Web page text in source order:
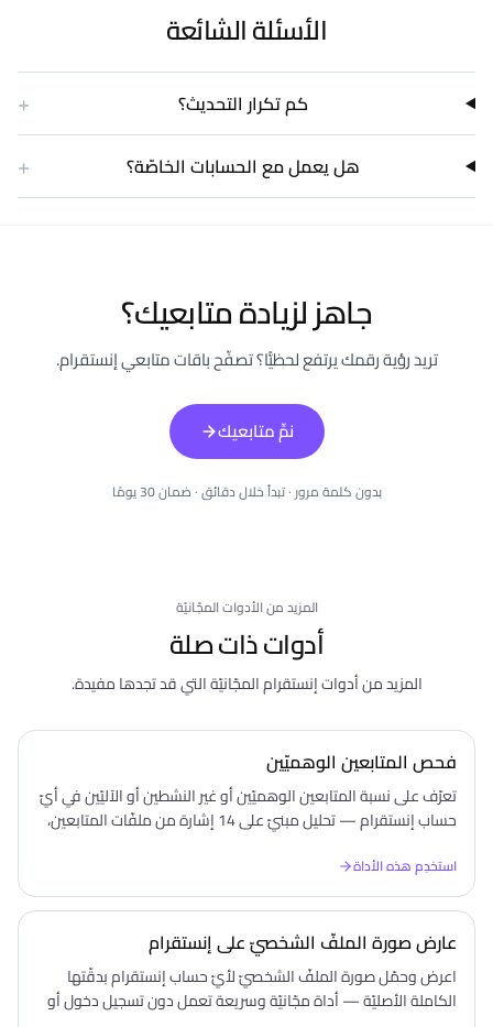
الأسئلة الشائعة
كم تكرار التحديث؟ +
هل يعمل مع الحسابات الخاصّة؟ +
جاهز لزيادة متابعيك؟
تريد رؤية رقمك يرتفع لحظيًّا؟ تصفّح باقات متابعي إنستقرام.
نمِّ متابعيك
بدون كلمة مرور · تبدأ خلال دقائق · ضمان 30 يومًا
المزيد من الأدوات المجّانيّة
أدوات ذات صلة
المزيد من أدوات إنستقرام المجّانيّة التي قد تجدها مفيدة.
فحص المتابعين الوهميّين
تعرّف على نسبة المتابعين الوهميّين أو غير النشطين أو الآليّين في أيّ
حساب إنستقرام — تحليل مبنيّ على 14 إشارة من ملفّات المتابعين،
استخدِم هذه الأداة
عارض صورة الملفّ الشخصيّ على إنستقرام
اعرض وحمّل صورة الملفّ الشخصيّ لأيّ حساب إنستقرام بدقّتها
الكاملة الأصليّة — أداة مجّانيّة وسريعة تعمل دون تسجيل دخول أو